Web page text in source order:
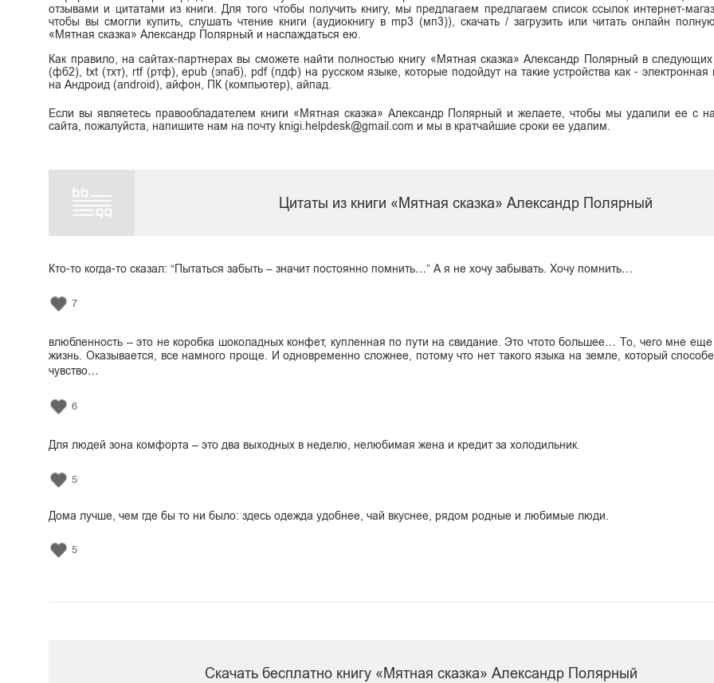
отзывами и цитатами из книги. Для того чтобы получить книгу, мы предлагаем предлагаем список ссылок интернет-
чтобы вы смогли купить, слушать чтение книги (аудиокнигу в mp3 (мп3)), скачать / загрузить или читать онлайн
«Мятная сказка» Александр Полярный и наслаждаться ею.
Как правило, на сайтах-партнерах вы сможете найти полностью книгу «Мятная сказка» Александр Полярный в
(фб2), txt (тхт), rtf (ртф), epub (эпаб), pdf (пдф) на русском языке, которые подойдут на такие устройства как - электронная
на Андроид (android), айфон, ПК (компьютер), айпад.
Если вы являетесь правообладателем книги «Мятная сказка» Александр Полярный и желаете, чтобы мы удалили ее с
сайта, пожалуйста, напишите нам на почту knigi.helpdesk@gmail.com и мы в кратчайшие сроки ее удалим.
Цитаты из книги «Мятная сказка» Александр Полярный
Кто-то когда-то сказал: “Пытаться забыть – значит постоянно помнить…” А я не хочу забывать. Хочу помнить…
7
влюбленность – это не коробка шоколадных конфет, купленная по пути на свидание. Это чтото большее… То, чего мне
жизнь. Оказывается, все намного проще. И одновременно сложнее, потому что нет такого языка на земле, который
чувство…
6
Для людей зона комфорта – это два выходных в неделю, нелюбимая жена и кредит за холодильник.
5
Дома лучше, чем где бы то ни было: здесь одежда удобнее, чай вкуснее, рядом родные и любимые люди.
5
Скачать бесплатно книгу «Мятная сказка» Александр Полярный